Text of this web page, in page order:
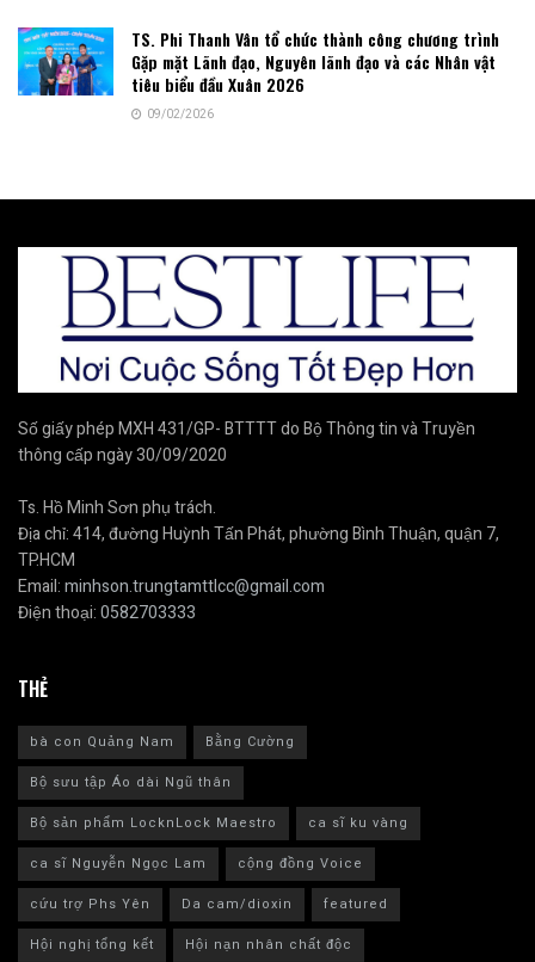
TS. Phi Thanh Vân tổ chức thành công chương trình
Gặp mặt Lãnh đạo, Nguyên lãnh đạo và các Nhân vật
tiêu biểu đầu Xuân 2026
09/02/2026
Số giấy phép MXH 431/GP- BTTTT do Bộ Thông tin và Truyền
thông cấp ngày 30/09/2020
Ts. Hồ Minh Sơn phụ trách.
Địa chỉ: 414, đường Huỳnh Tấn Phát, phường Bình Thuận, quận 7,
TP.HCM
Email:minhson.trungtamttlcc@gmail.com
Điện thoại:0582703333
THẺ
bà con Quảng Nam
Bằng Cường
Bộ sưu tập Áo dài Ngũ thân
Bộ sản phẩm LocknLock Maestro
ca sĩ ku vàng
ca sĩ Nguyễn Ngọc Lam
cộng đồng Voice
cứu trợ Phs Yên
Da cam/dioxin
featured
Hội nghị tổng kết
Hội nạn nhân chất độc